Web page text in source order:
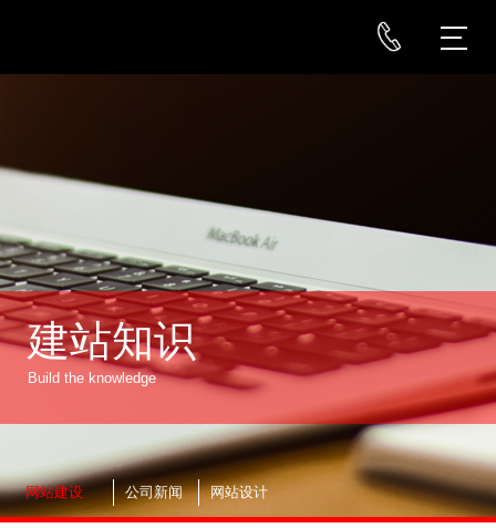
建站知识
Build the knowledge
网站建设 公司新闻 网站设计